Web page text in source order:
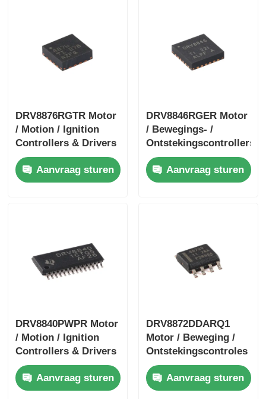
DRV8876RGTR Motor
/ Motion / Ignition
Controllers & Drivers
40-V 3.5-A H-bridge
Motor Driver met I
Aanvraag sturen
DRV8846RGER Motor
/ Bewegings- /
Ontstekingscontrollers
& Drivers 1.4A
Bipolaire Stpr Mo Tor
Driver
Aanvraag sturen
DRV8840PWPR Motor
/ Motion / Ignition
Controllers & Drivers
5A Brushed DC Motor
DriverAanvraag sturen
DRV8872DDARQ1
Motor / Beweging /
Ontstekingscontroles
& Drivers 3.6A
Borstel DC Motor
Driver W / Fout
Aanvraag sturen